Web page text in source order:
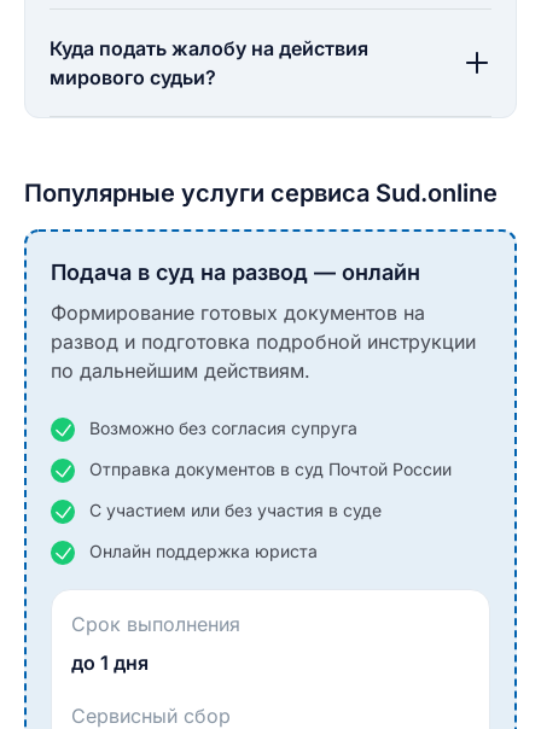
Куда подать жалобу на действия
мирового судьи?
Популярные услуги сервиса Sud.online
Подача в суд на развод — онлайн
Формирование готовых документов на
развод и подготовка подробной инструкции
по дальнейшим действиям.
Возможно без согласия супруга
Отправка документов в суд Почтой России
С участием или без участия в суде
Онлайн поддержка юриста
Срок выполнения
до 1 дня
Сервисный сбор